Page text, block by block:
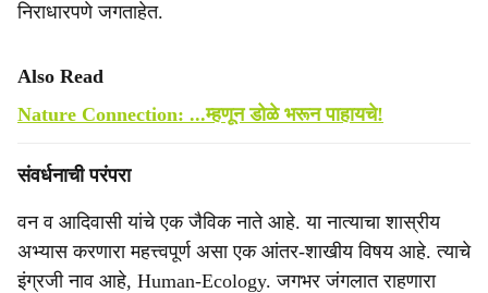
निराधारपणे जगताहेत.
Also Read
Nature Connection: ...म्हणून डोळे भरून पाहायचे!
संवर्धनाची परंपरा
वन व आदिवासी यांचे एक जैविक नाते आहे. या नात्याचा शास्रीय
अभ्यास करणारा महत्त्वपूर्ण असा एक आंतर-शाखीय विषय आहे. त्याचे
इंग्रजी नाव आहे, Human-Ecology. जगभर जंगलात राहणारा